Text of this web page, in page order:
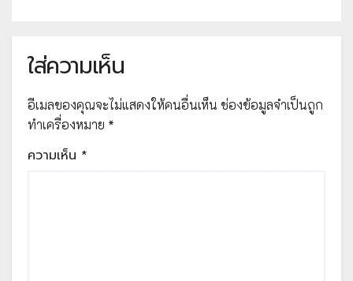
ใส่ความเห็น
อีเมลของคุณจะไม่แสดงให้คนอื่นเห็น ช่องข้อมูลจำเป็นถูก
ทำเครื่องหมาย *
ความเห็น *